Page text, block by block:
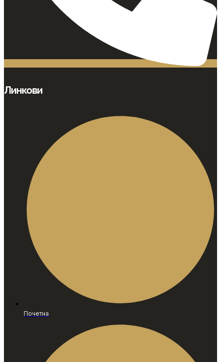
Линкови
Почетна